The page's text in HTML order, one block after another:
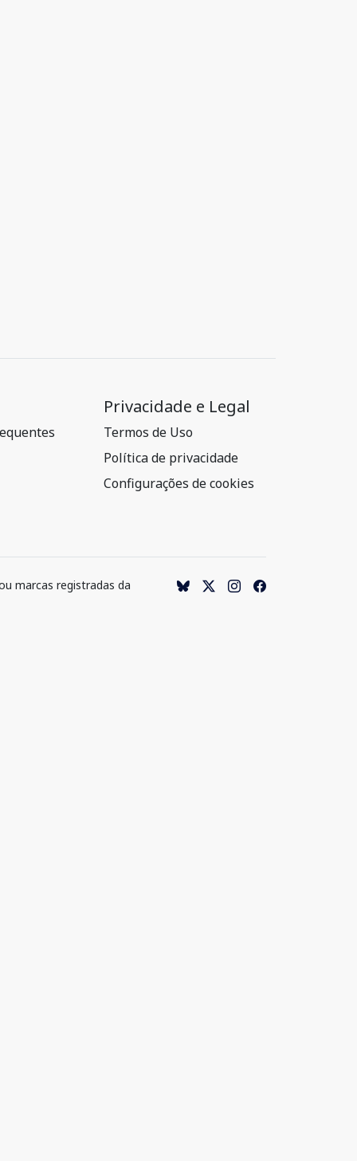
Privacidade e Legal
Termos de Uso
Política de privacidade
Configurações de cookies
marcas registradas da